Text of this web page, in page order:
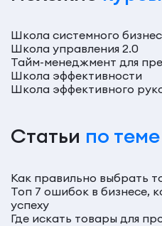
Школа системного
Школа управления 2.0
Тайм-менеджмент для
Школа эффективности
Школа эффективного
Статьи по теме
Как правильно выбрать
Топ 7 ошибок в бизнесе,
успеху
Где искать товары для